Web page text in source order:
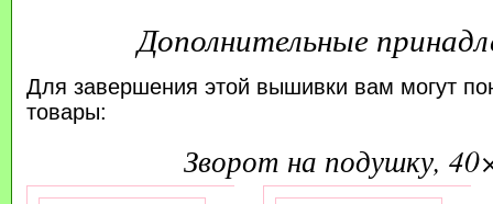
Дополнительные
Для завершения этой вышивки вам могут
товары:
зворот на подушку,